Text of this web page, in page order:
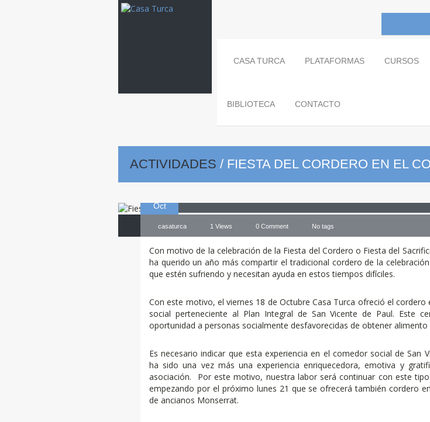
CASA TURCA PLATAFORMAS CURSOS
BIBLIOTECA CONTACTO
ACTIVIDADES / FIESTA DEL CORDERO EN EL
Oct
casaturca 1 Views 0 Comment No tags
Con motivo de la celebración de la Fiesta del Cordero o Fiesta del
ha querido un año más compartir el tradicional cordero de la
que estén sufriendo y necesitan ayuda en estos tiempos difíciles.
Con este motivo, el viernes 18 de Octubre Casa Turca ofreció el cordero
social perteneciente al Plan Integral de San Vicente de Paul. Este
oportunidad a personas socialmente desfavorecidas de obtener alimento
Es necesario indicar que esta experiencia en el comedor social de San
ha sido una vez más una experiencia enriquecedora, emotiva y
asociación. Por este motivo, nuestra labor será continuar con este
empezando por el próximo lunes 21 que se ofrecerá también cordero
de ancianos Monserrat.